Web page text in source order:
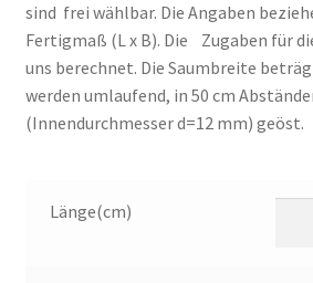
sind frei wählbar. Die Angaben
Fertigmaß (L x B). Die Zugaben für
uns berechnet. Die Saumbreite
werden umlaufend, in 50 cm
(Innendurchmesser d=12 mm) geöst.
Länge(cm)